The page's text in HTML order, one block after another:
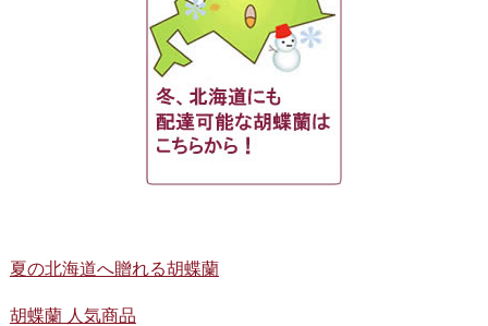
夏の北海道へ贈れる胡蝶蘭
胡蝶蘭 人気商品